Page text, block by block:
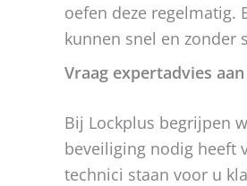
oefen deze regelmatig.
kunnen snel en zonder
Vraag expertadvies
Bij Lockplus begrijpen
beveiliging nodig heeft
technici staan voor u